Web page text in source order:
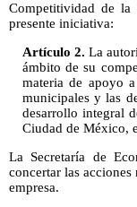
Competitividad de la
presente iniciativa:
Artículo 2. La
ámbito de su
materia de apoyo
municipales y las
desarrollo integral
Ciudad de México,
La Secretaría de
concertar las
empresa.